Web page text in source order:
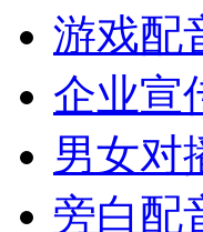
游戏配
企业宣
男女对
旁白配